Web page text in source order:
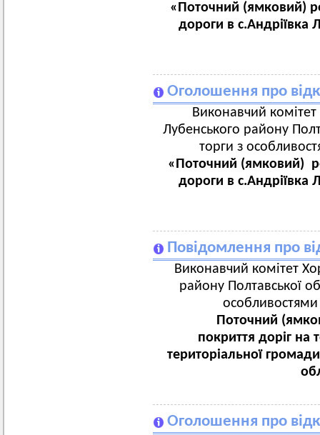
«Поточний (ямковий)
дороги в с.Андріївка
Оголошення про
Виконавчий комітет
Лубенського району
торги з
«Поточний (ямковий)
дороги в с.Андріївка
Повідомлення про
Виконавчий комітет
району Полтавської
особливостями
Поточний
покриття доріг на
територіальної
Оголошення про